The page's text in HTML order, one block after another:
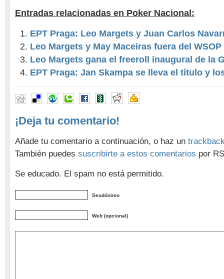
Entradas relacionadas en Poker Nacional:
EPT Praga: Leo Margets y Juan Carlos
Leo Margets y May Maceiras fuera del
Leo Margets gana el freeroll inaugural de la
EPT Praga: Jan Skampa se lleva el título y
¡Deja tu comentario!
Añade tu comentario a continuación, o haz un
También puedes suscribirte a estos comentarios por
Se educado. El spam no está permitido.
Seudónimo
Web (opcional)